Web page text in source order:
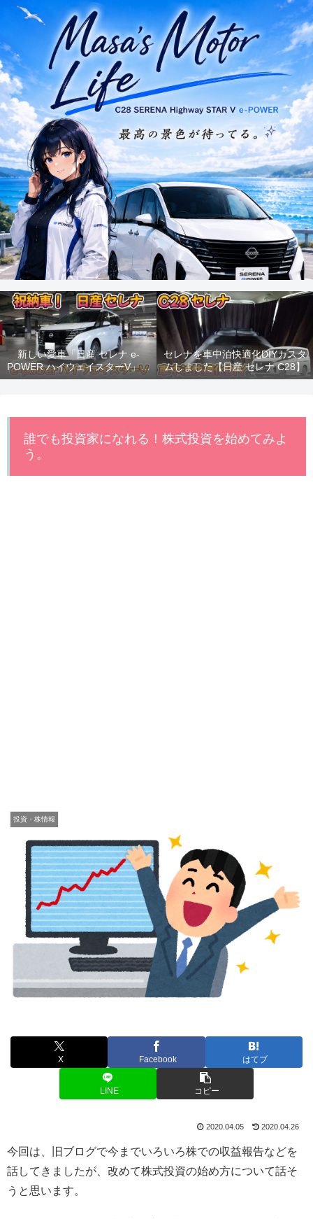
新しい愛車「日産 セレナ e-
POWER ハイウェイスターV」納
車！
セレナを車中泊快適化DIYカスタ
ムしました【日産 セレナ C28】
誰でも投資家になれる！株式投資を始めてみよ
う。
投資・株情報
X Facebook はてブ
LINE コピー
2020.04.05 2020.04.26
今回は、旧ブログで今までいろいろ株での収益報告などを
話してきましたが、改めて株式投資の始め方について話そ
うと思います。